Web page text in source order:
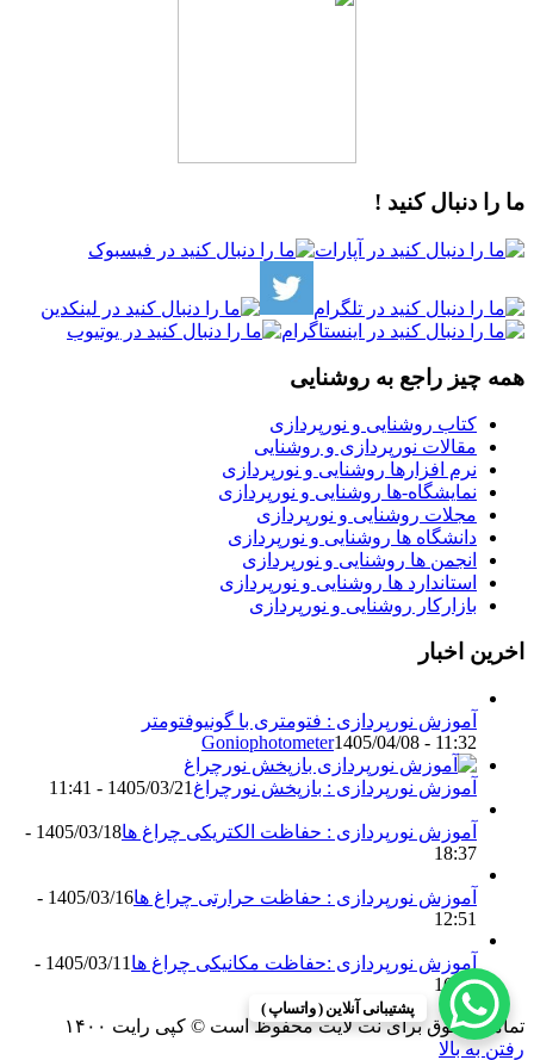
ما را دنبال کنید !
همه چیز راجع به روشنایی
کتاب روشنایی و نورپردازی
مقالات نورپردازی و روشنایی
نرم افزارها روشنایی و نورپردازی
نمایشگاه-ها روشنایی و نورپردازی
مجلات روشنایی و نورپردازی
دانشگاه ها روشنایی و نورپردازی
انجمن ها روشنایی و نورپردازی
استاندارد ها روشنایی و نورپردازی
بازارکار روشنایی و نورپردازی
اخرین اخبار
آموزش نورپردازی : فتومتری با گونیوفتومتر
Goniophotometer1405/04/08 - 11:32
آموزش نورپردازی : بازپخش نورچراغ 1405/03/21 - 11:41
آموزش نورپردازی : حفاظت الکتریکی چراغ ها
1405/03/18 -
18:37
آموزش نورپردازی : حفاظت حرارتی چراغ ها
1405/03/16 -
12:51
آموزش نورپردازی :حفاظت مکانیکی چراغ ها
1405/03/11 -
16:13
تمامی حقوق برای نت لایت محفوظ است © کپی رایت ۱۴۰۰
رفتن به بالا
پشتیبانی آنلاین ( واتساپ )